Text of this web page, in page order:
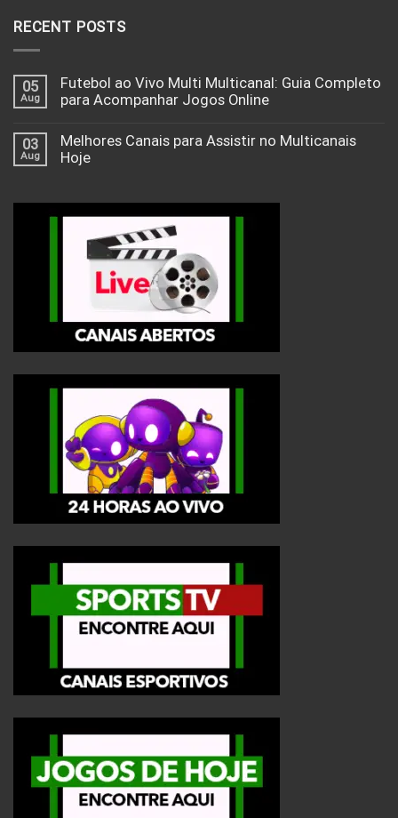
RECENT POSTS
05
Aug
Futebol ao Vivo Multi Multicanal: Guia Completo
para Acompanhar Jogos Online
03
Aug
Melhores Canais para Assistir no Multicanais
Hoje